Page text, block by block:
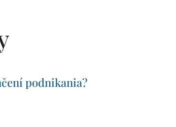
podnikania?